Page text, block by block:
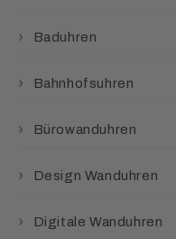
Baduhren
Bahnhofsuhren
Bürowanduhren
Design Wanduhren
Digitale Wanduhren